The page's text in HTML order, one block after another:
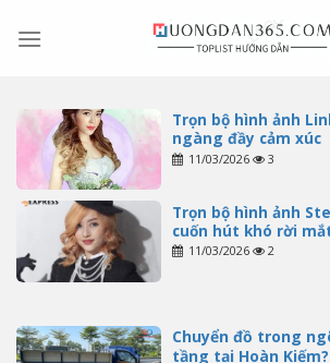
Trọn bộ hình ảnh
ngàng đầy cảm xúc
11/03/2026 3
Trọn bộ hình ảnh
cuốn hút khó rời
11/03/2026 2
Chuyển đồ trong
tầng tại Hoàn